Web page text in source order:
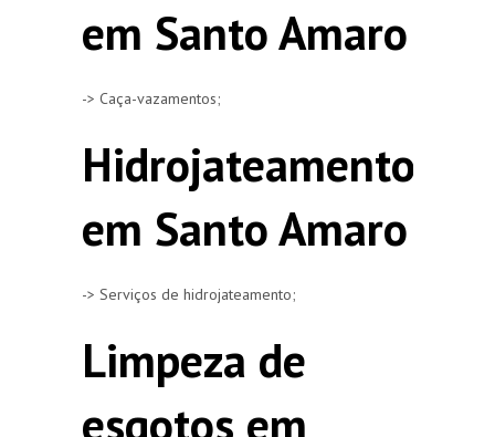
em Santo Amaro
-> Caça-vazamentos;
Hidrojateamento
em Santo Amaro
-> Serviços de hidrojateamento;
Limpeza de
esgotos em